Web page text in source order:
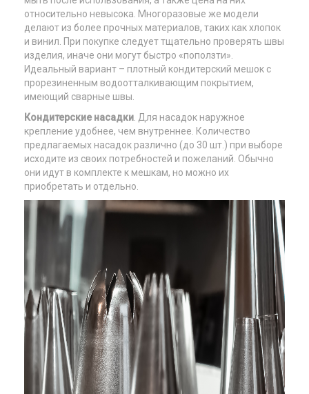
относительно невысока. Многоразовые же модели
делают из более прочных материалов, таких как хлопок
и винил. При покупке следует тщательно проверять швы
изделия, иначе они могут быстро «поползти».
Идеальный вариант – плотный кондитерский мешок с
прорезиненным водоотталкивающим покрытием,
имеющий сварные швы.
Кондитерские насадки . Для насадок наружное
крепление удобнее, чем внутреннее. Количество
предлагаемых насадок различно (до 30 шт.) при выборе
исходите из своих потребностей и пожеланий. Обычно
они идут в комплекте к мешкам, но можно их
приобретать и отдельно.